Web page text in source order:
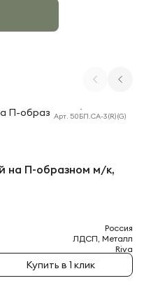
Арт. 50БП.СА-3 (R) (G)
на П-образном м/к,
Купить в 1 клик
Россия
ЛДСП, Металл
Riva